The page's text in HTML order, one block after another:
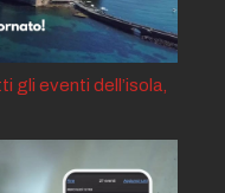
gli eventi dell’isola,